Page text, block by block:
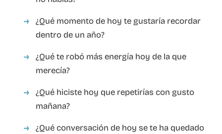
¿Qué momento de hoy te gustaría recordar
dentro de un año?
¿Qué te robó más energía hoy de la que
merecía?
¿Qué hiciste hoy que repetirías con gusto
mañana?
¿Qué conversación de hoy se te ha quedado